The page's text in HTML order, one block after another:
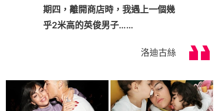
期四，離開商店時，我遇上一個幾
乎2米高的英俊男子……
洛迪古絲